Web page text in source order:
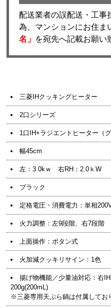
配送業者の誤配送・工事
為、マンションにお住ま
名」 を宛先へ記載お願い
三菱IHクッキングヒーター
2口シリーズ
1口IH+ラジエントヒーター（グ
幅45cm
左：3.0kｗ 右RH：2.0ｋW
ブラック
定格電圧・消費電力：単相
火力調整：左9段階、右7段階
上面操作：ボタン式
火加減クッキリサイン：1色
揚げ物機能／少量油対応：右
200g(200mL)
※三菱専用天ぷら鍋は付属してお